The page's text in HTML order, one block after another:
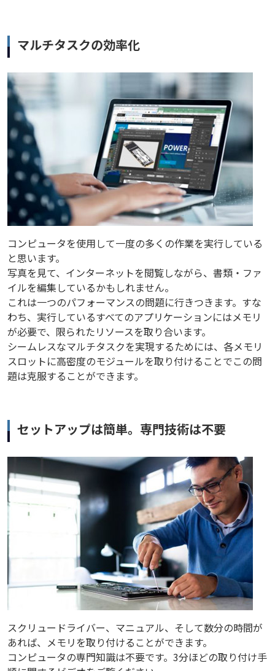
マルチタスクの効率化
コンピュータを使用して一度の多くの作業を実行している
と思います。
写真を見て、インターネットを閲覧しながら、書類・ファ
イルを編集しているかもしれません。
これは一つのパフォーマンスの問題に行きつきます。すな
わち、実行しているすべてのアプリケーションにはメモリ
が必要で、限られたリソースを取り合います。
シームレスなマルチタスクを実現するためには、各メモリ
スロットに高密度のモジュールを取り付けることでこの問
題は克服することができます。
セットアップは簡単。専門技術は不要
スクリュードライバー、マニュアル、そして数分の時間が
あれば、メモリを取り付けることができます。
コンピュータの専門知識は不要です。3分ほどの取り付け手